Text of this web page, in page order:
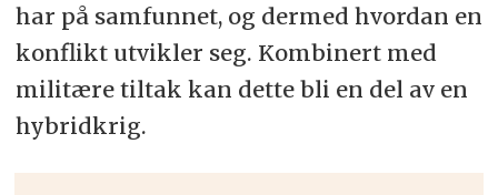
har på samfunnet, og dermed hvordan en
konflikt utvikler seg. Kombinert med
militære tiltak kan dette bli en del av en
hybridkrig.